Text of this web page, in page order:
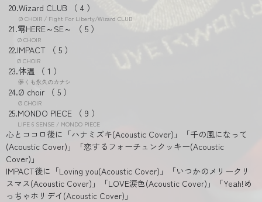
Wizard CLUB 4
Ø CHOIR / Fight For Liberty/Wizard CLUB
零HERE～SE～ 5
Ø CHOIR
IMPACT 5
Ø CHOIR
体温 1
儚くも永久のカナシ
Ø choir 5
Ø CHOIR
MONDO PIECE 9
LIFE 6 SENSE / MONDO PIECE
心とココロ後に「ハナミズキ(Acoustic Cover)」「千の風になって
(Acoustic Cover)」「恋するフォーチュンクッキー(Acoustic
Cover)」
IMPACT後に「Loving you(Acoustic Cover)」「いつかのメリークリ
スマス(Acoustic Cover)」「LOVE涙色(Acoustic Cover)」「Yeah!め
っちゃホリデイ(Acoustic Cover)」